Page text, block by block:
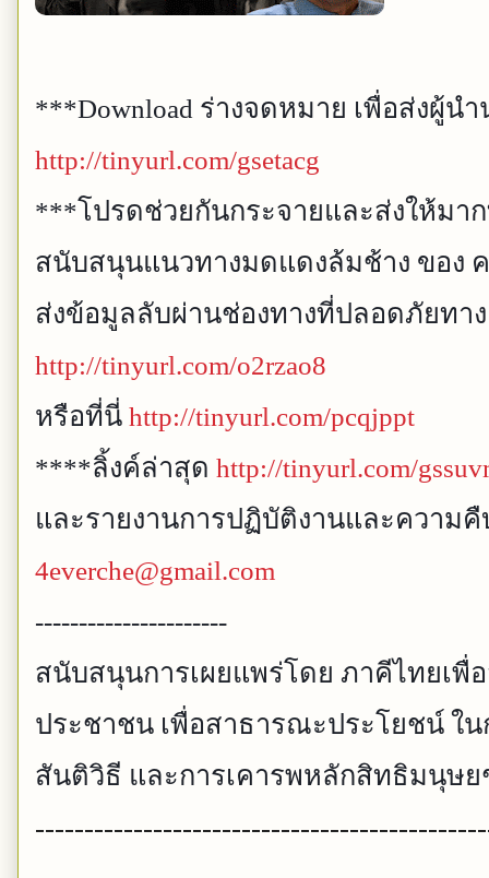
***Download ร่างจดหมาย เพื่อส่งผู้น
http://tinyurl.com/gsetacg
***โปรดช่วยกันกระจายและส่งให้ม
สนับสนุนแนวทางมดแดงล้มช้าง ของ
ส่งข้อมูลลับผ่านช่องทางที่ปลอดภัยทา
http://tinyurl.com/o2rzao8
หรือที่นี่ http://tinyurl.com/pcqjppt
****ลิ้งค์ล่าสุด http://tinyurl.com/
และรายงานการปฏิบัติงานและความ
4everche@gmail.com
----------------------
สนับสนุนการเผยแพร่โดย ภาคีไทยเ
ประชาชน เพื่อสาธารณะประโยชน์ ใ
สันติวิธี และการเคารพหลักสิทธิมนุษ